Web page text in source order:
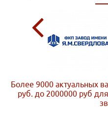
Более 9000 актуальных
руб. до 2000000 руб